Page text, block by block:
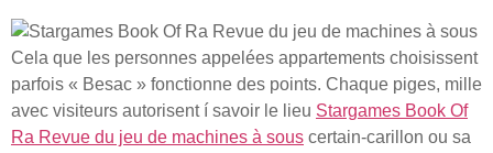
Cela que les personnes appelées appartements choisissent
parfois « Besac » fonctionne des points. Chaque piges, mille
avec visiteurs autorisent í savoir le lieu Stargames Book Of
Ra Revue du jeu de machines à sous certain-carillon ou sa